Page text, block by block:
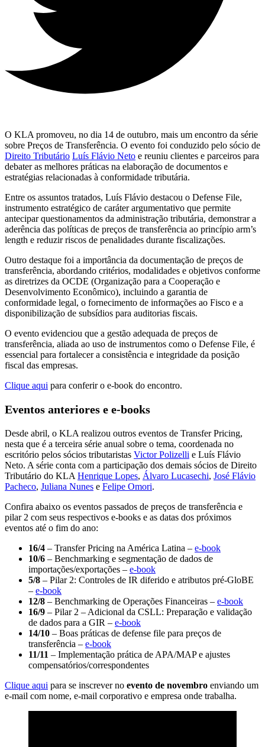
O KLA promoveu, no dia 14 de outubro, mais um encontro da série
sobre Preços de Transferência. O evento foi conduzido pelo sócio de
Direito Tributário Luís Flávio Neto e reuniu clientes e parceiros para
debater as melhores práticas na elaboração de documentos e
estratégias relacionadas à conformidade tributária.
Entre os assuntos tratados, Luís Flávio destacou o Defense File,
instrumento estratégico de caráter argumentativo que permite
antecipar questionamentos da administração tributária, demonstrar a
aderência das políticas de preços de transferência ao princípio arm’s
length e reduzir riscos de penalidades durante fiscalizações.
Outro destaque foi a importância da documentação de preços de
transferência, abordando critérios, modalidades e objetivos conforme
as diretrizes da OCDE (Organização para a Cooperação e
Desenvolvimento Econômico), incluindo a garantia de
conformidade legal, o fornecimento de informações ao Fisco e a
disponibilização de subsídios para auditorias fiscais.
O evento evidenciou que a gestão adequada de preços de
transferência, aliada ao uso de instrumentos como o Defense File, é
essencial para fortalecer a consistência e integridade da posição
fiscal das empresas.
Clique aqui para conferir o e-book do encontro.
Eventos anteriores e e-books
Desde abril, o KLA realizou outros eventos de Transfer Pricing,
nesta que é a terceira série anual sobre o tema, coordenada no
escritório pelos sócios tributaristas Victor Polizelli e Luís Flávio
Neto. A série conta com a participação dos demais sócios de Direito
Tributário do KLA Henrique Lopes, Álvaro Lucasechi, José Flávio
Pacheco, Juliana Nunes e Felipe Omori.
Confira abaixo os eventos passados de preços de transferência e
pilar 2 com seus respectivos e-books e as datas dos próximos
eventos até o fim do ano:
16/4 – Transfer Pricing na América Latina – e-book
10/6 – Benchmarking e segmentação de dados de
importações/exportações – e-book
5/8 – Pilar 2: Controles de IR diferido e atributos pré-GloBE
– e-book
12/8 – Benchmarking de Operações Financeiras – e-book
16/9 – Pilar 2 – Adicional da CSLL: Preparação e validação
de dados para a GIR – e-book
14/10 – Boas práticas de defense file para preços de
transferência – e-book
11/11 – Implementação prática de APA/MAP e ajustes
compensatórios/correspondentes
Clique aqui para se inscrever no evento de novembro enviando um
e-mail com nome, e-mail corporativo e empresa onde trabalha.